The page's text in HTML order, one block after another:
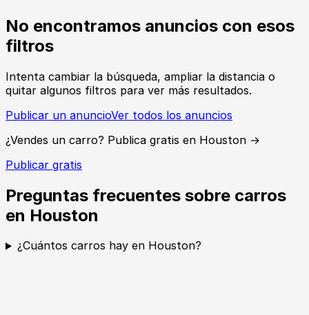
No encontramos anuncios con esos
filtros
Intenta cambiar la búsqueda, ampliar la distancia o
quitar algunos filtros para ver más resultados.
Publicar un anuncioVer todos los anuncios
¿Vendes un carro? Publica gratis en Houston →
Publicar gratis
Preguntas frecuentes sobre carros
en Houston
¿Cuántos carros hay en Houston?